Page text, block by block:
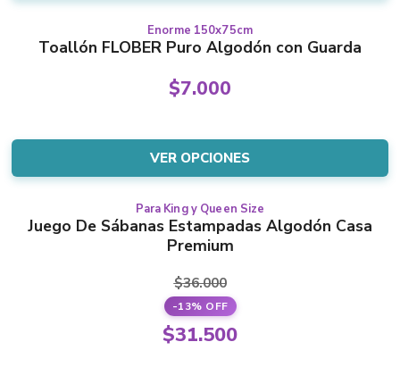
chosen
on
the
page
Enorme 150x75cm
Toallón FLOBER Puro Algodón con Guarda
$7.000
VER OPCIONES
This
product
has
multiple
The
options
be
chosen
on
the
product
page
Para King y Queen Size
Juego De Sábanas Estampadas Algodón Casa
Premium
$36.000
-13% OFF
Original
price
$31.500
This
product
has
multiple
variants.
The
options